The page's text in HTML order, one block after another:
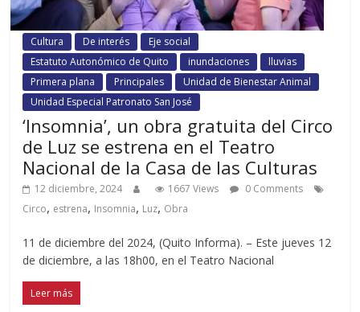
Cultura De interés
Eje social
Estatuto Autonómico de Quito
inundaciones
lluvias
Primera plana
Principales
Unidad de Bienestar Animal
Unidad Especial Patronato San José
‘Insomnia’, un obra gratuita del Circo
de Luz se estrena en el Teatro
Nacional de la Casa de las Culturas
12 diciembre, 2024 1667 Views
0 Comments
Circo, estrena, Insomnia, Luz, Obra
11 de diciembre del 2024, (Quito Informa). – Este jueves 12
de diciembre, a las 18h00, en el Teatro Nacional
Leer más